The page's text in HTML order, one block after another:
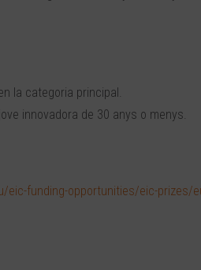
la categoria principal.
innovadora de 30 anys o menys.
eic-funding-opportunities/eic-prizes/